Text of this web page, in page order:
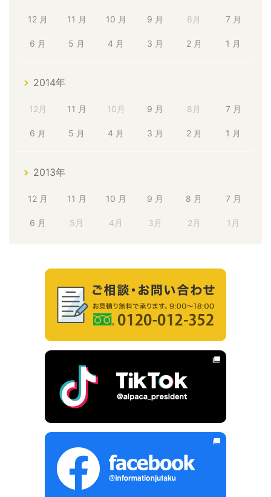
12 月 11 月 10 月 9 月 8月 7 月
6 月 5 月 4 月 3 月 2 月 1 月
2014年
12月 11 月 10月 9 月 8月 7 月
6 月 5 月 4 月 3 月 2 月 1 月
2013年
12 月 11 月 10 月 9 月 8 月 7 月
6 月 5月 4月 3月 2月 1月